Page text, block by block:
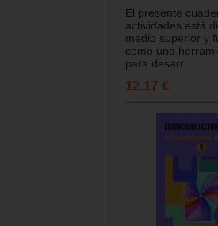
El presente
actividades está
medio superior y
como una
para desarr...
12.17 €